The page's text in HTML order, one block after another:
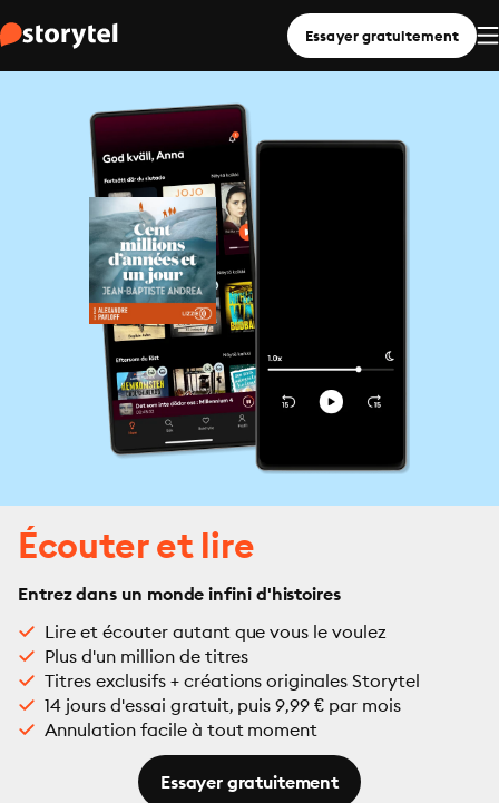
Essayer gratuitement
Écouter et lire
Entrez dans un monde infini d'histoires
Lire et écouter autant que vous le voulez
Plus d'un million de titres
Titres exclusifs + créations originales Storytel
14 jours d'essai gratuit, puis 9,99 € par mois
Annulation facile à tout moment
Essayer gratuitement